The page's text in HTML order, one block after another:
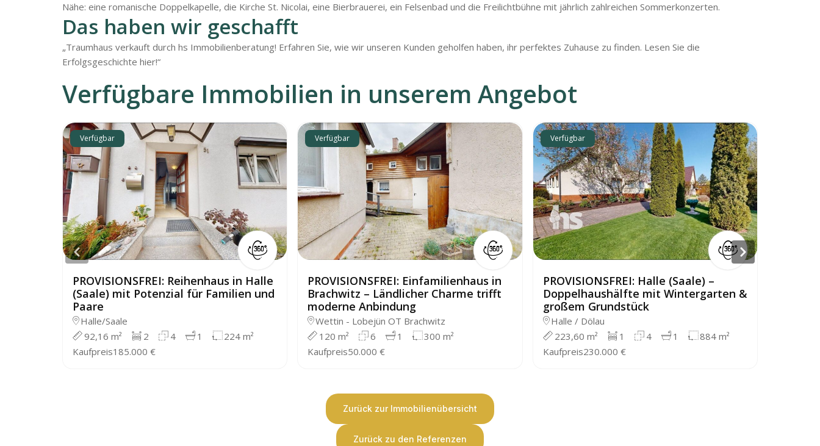
Nähe: eine romanische Doppelkapelle, die Kirche St. Nicolai, eine Bierbrauerei, ein Felsenbad und die Freilichtbühne mit jährlich zahlreichen Sommerkonzerten.
Das haben wir geschafft
„Traumhaus verkauft durch hs Immobilienberatung! Erfahren Sie, wie wir unseren Kunden geholfen haben, ihr perfektes Zuhause zu finden. Lesen Sie die
Erfolgsgeschichte hier!“
Verfügbare Immobilien in unserem Angebot
Verfügbar
PROVISIONSFREI: Reihenhaus in Halle
(Saale) mit Potenzial für Familien und
Paare
Halle/Saale
92,16 m²
2 4 1
224 m²
Kaufpreis185.000 €
Verfügbar
PROVISIONSFREI: Einfamilienhaus in
Brachwitz – Ländlicher Charme trifft
moderne Anbindung
Wettin - Lobejün OT Brachwitz
120 m²
6 1
300 m²
Kaufpreis50.000 €
Verfügbar
PROVISIONSFREI: Halle (Saale) –
Doppelhaushälfte mit Wintergarten &
großem Grundstück
Halle / Dölau
223,60 m²
1 4 1
884 m²
Kaufpreis230.000 €
Zurück zur Immobilienübersicht
Zurück zu den Referenzen